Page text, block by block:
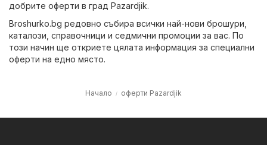
добрите оферти в град Pazardjik.
Broshurko.bg редовно събира всички най-нови брошури,
каталози, справочници и седмични промоции за вас. По
този начин ще откриете цялата информация за специални
оферти на едно място.
Начало оферти Pazardjik